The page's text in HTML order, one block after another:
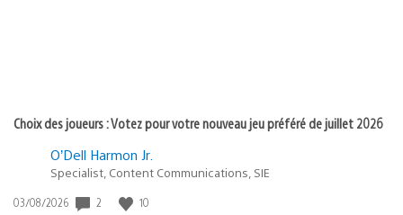
Choix des joueurs : Votez pour votre nouveau jeu préféré de juillet 2026
O’Dell Harmon Jr.
Specialist, Content Communications, SIE
Date
03/08/2026 2 10